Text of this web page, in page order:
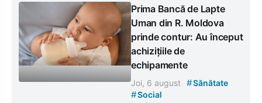
Prima Bancă de Lapte
Uman din R. Moldova
prinde contur: Au început
achizițiile de
echipamente
Joi, 6 august #Sănătate
#Social